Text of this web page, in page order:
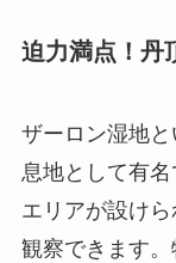
迫力満点！丹
ザーロン湿地
息地として有
エリアが設け
観察できます